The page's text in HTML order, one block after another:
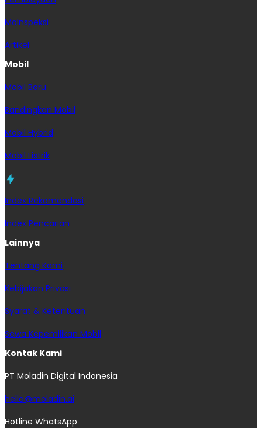
MoInspeksi
Artikel
Mobil
Mobil Baru
Bandingkan Mobil
Mobil Hybrid
Mobil Listrik
Index Rekomendasi
Index Pencarian
Lainnya
Tentang Kami
Kebijakan Privasi
Syarat & Ketentuan
Sewa Kepemilikan Mobil
Kontak Kami
PT Moladin Digital Indonesia
hello@moladin.ai
Hotline WhatsApp